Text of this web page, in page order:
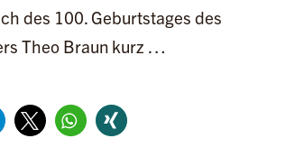
des 100. Geburtstages des
Theo Braun kurz …